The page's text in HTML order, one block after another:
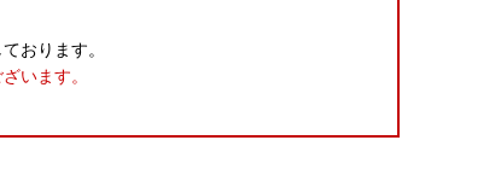
ております。
います。